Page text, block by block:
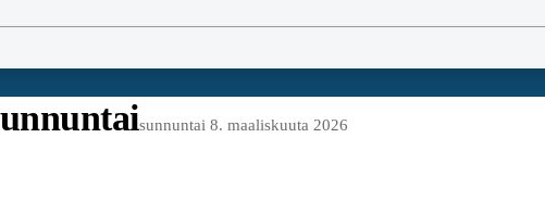
sunnuntai 8. maaliskuuta 2026